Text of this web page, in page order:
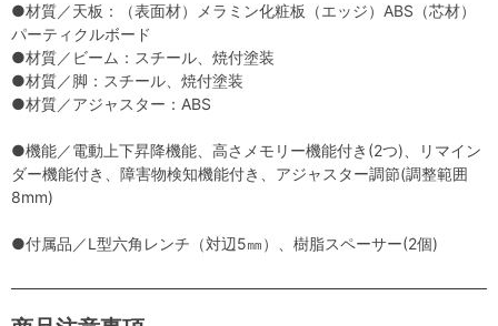
●材質／天板：（表面材）メラミン化粧板（エッジ）ABS（芯材）
パーティクルボード
●材質／ビーム：スチール、焼付塗装
●材質／脚：スチール、焼付塗装
●材質／アジャスター：ABS
●機能／電動上下昇降機能、高さメモリー機能付き(2つ)、リマイン
ダー機能付き、障害物検知機能付き、アジャスター調節(調整範囲
8mm)
●付属品／L型六角レンチ（対辺5㎜）、樹脂スペーサー(2個)